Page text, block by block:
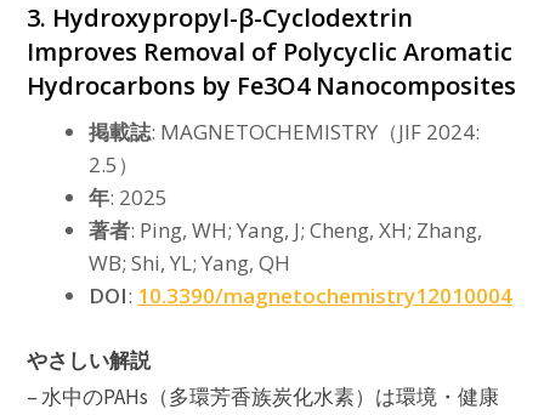
3. Hydroxypropyl-β-Cyclodextrin
Improves Removal of Polycyclic Aromatic
Hydrocarbons by Fe3O4 Nanocomposites
掲載誌: MAGNETOCHEMISTRY（JIF 2024:
2.5）
年: 2025
著者: Ping, WH; Yang, J; Cheng, XH; Zhang,
WB; Shi, YL; Yang, QH
DOI: 10.3390/magnetochemistry12010004
やさしい解説
– 水中のPAHs（多環芳香族炭化水素）は環境・健康